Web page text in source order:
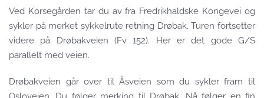
Ved Korsegården tar du av fra Fredrikhaldske Kongevei og
sykler på merket sykkelrute retning Drøbak. Turen fortsetter
videre på Drøbakveien (Fv 152). Her er det gode G/S
parallelt med veien.
Drøbakveien går over til Åsveien som du sykler fram til